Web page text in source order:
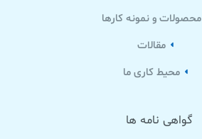
محصولات و نمونه کارها
مقالات
محیط کاری ما
گواهی نامه ها